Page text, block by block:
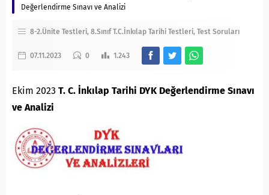
Değerlendirme Sınavı ve Analizi
8-2.Ünite Testleri 8.Sınıf T.C.İnkılap Tarihi Testleri Test Soruları
07.11.2023 0 1.243
Ekim 2023 T. C. İnkılap Tarihi DYK Değerlendirme Sınavı
ve Analizi